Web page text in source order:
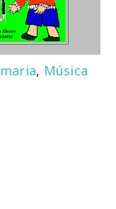
, Música